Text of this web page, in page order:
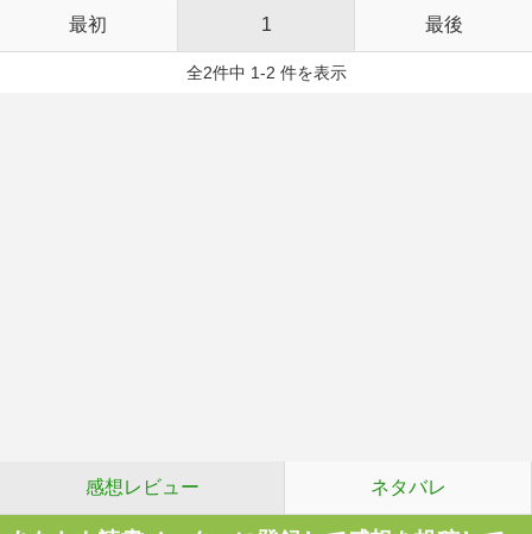
最初 1 最後
全2件中 1-2 件を表示
感想レビュー ネタバレ